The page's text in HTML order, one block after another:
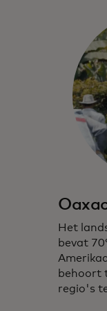
Het
bevat
behoort
regio's